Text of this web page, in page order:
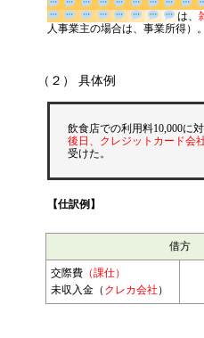
（個人事業主の場合は、事業所
（２） 具体例
飲食店での利用料10,000に対
後日、クレジットカード会
受けた。
【仕訳例】
借方
交際費 （課仕）
未収入金（ クレカ会社 ）